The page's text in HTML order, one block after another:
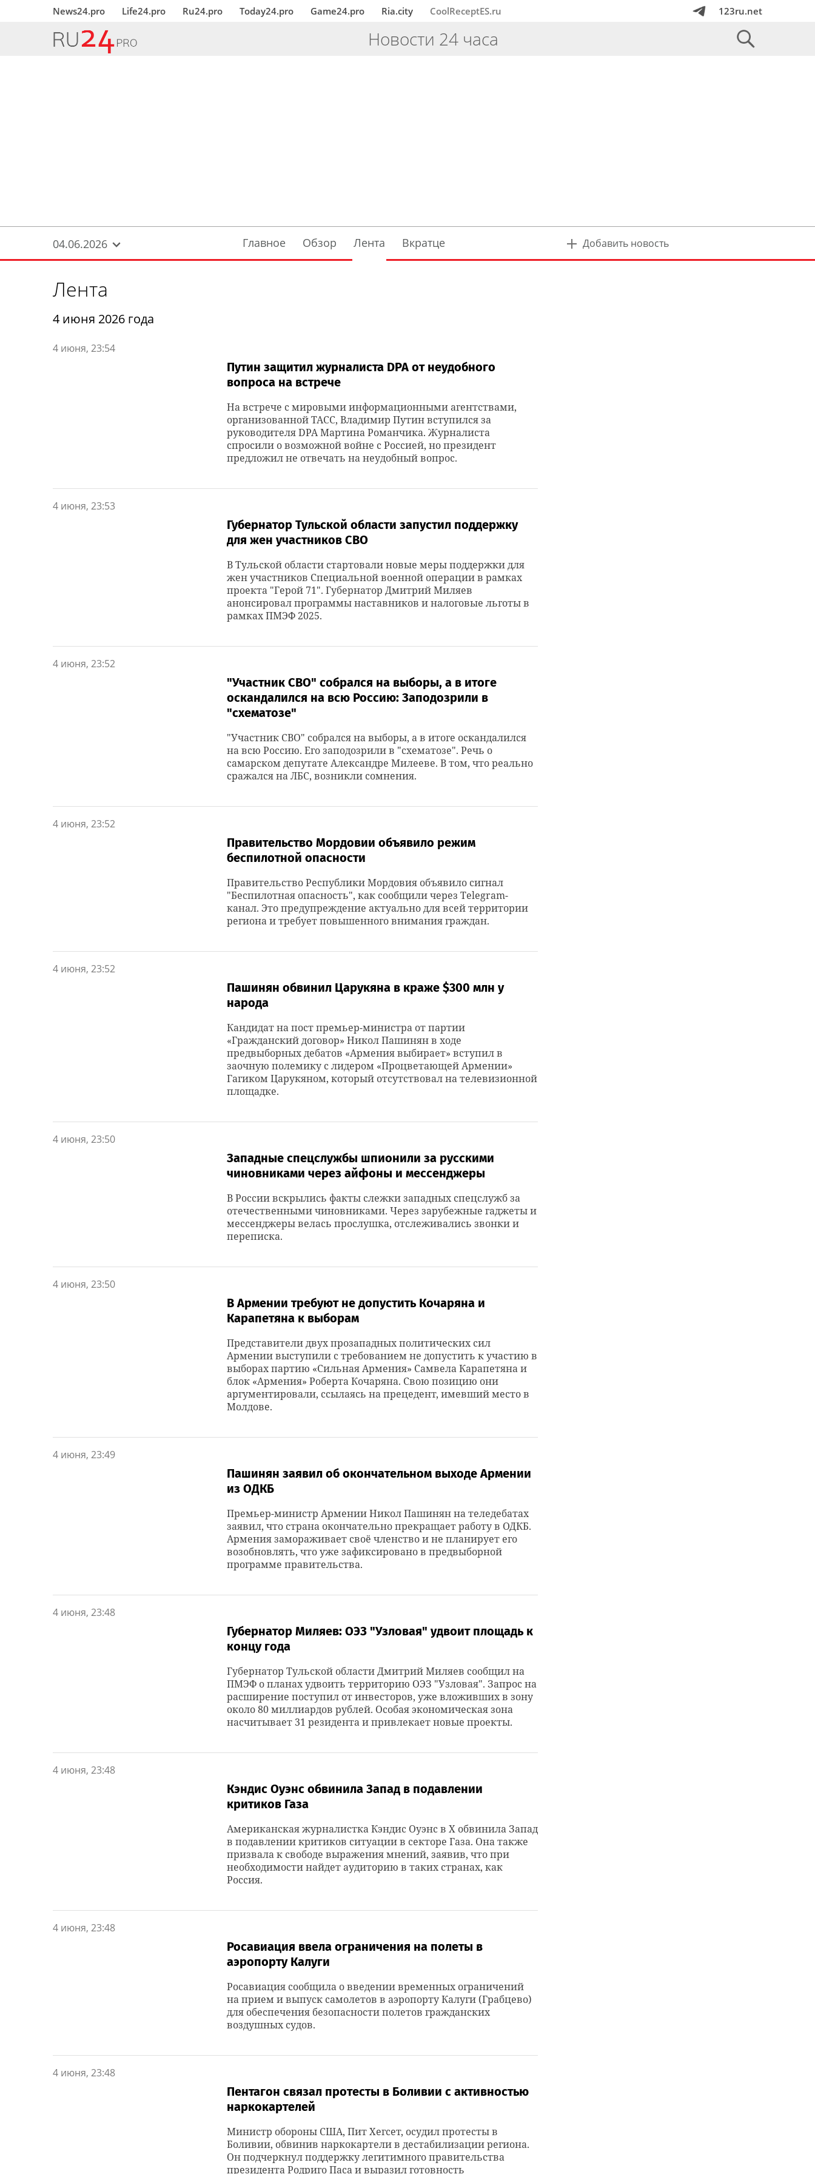
News24.pro Life24.pro Ru24.pro Today24.pro Game24.pro Ria.city CoolReceptES.ru 123ru.net
Новости 24 часа
04.06.2026 Главное Обзор Лента Вкратце Добавить новость
Лента
4 июня 2026 года
4 июня, 23:54
Путин защитил журналиста DPA от неудобного
вопроса на встрече
На встрече с мировыми информационными агентствами,
организованной ТАСС, Владимир Путин вступился за
руководителя DPA Мартина Романчика. Журналиста
спросили о возможной войне с Россией, но президент
предложил не отвечать на неудобный вопрос.
4 июня, 23:53
Губернатор Тульской области запустил поддержку
для жен участников СВО
В Тульской области стартовали новые меры поддержки для
жен участников Специальной военной операции в рамках
проекта "Герой 71". Губернатор Дмитрий Миляев
анонсировал программы наставников и налоговые льготы в
рамках ПМЭФ 2025.
4 июня, 23:52
"Участник СВО" собрался на выборы, а в итоге
оскандалился на всю Россию: Заподозрили в
"схематозе"
"Участник СВО" собрался на выборы, а в итоге оскандалился
на всю Россию. Его заподозрили в "схематозе". Речь о
самарском депутате Александре Милееве. В том, что реально
сражался на ЛБС, возникли сомнения.
4 июня, 23:52
Правительство Мордовии объявило режим
беспилотной опасности
Правительство Республики Мордовия объявило сигнал
"Беспилотная опасность", как сообщили через Telegram-
канал. Это предупреждение актуально для всей территории
региона и требует повышенного внимания граждан.
4 июня, 23:52
Пашинян обвинил Царукяна в краже $300 млн у
народа
Кандидат на пост премьер-министра от партии
«Гражданский договор» Никол Пашинян в ходе
предвыборных дебатов «Армения выбирает» вступил в
заочную полемику с лидером «Процветающей Армении»
Гагиком Царукяном, который отсутствовал на телевизионной
площадке.
4 июня, 23:50
Западные спецслужбы шпионили за русскими
чиновниками через айфоны и мессенджеры
В России вскрылись факты слежки западных спецслужб за
отечественными чиновниками. Через зарубежные гаджеты и
мессенджеры велась прослушка, отслеживались звонки и
переписка.
4 июня, 23:50
В Армении требуют не допустить Кочаряна и
Карапетяна к выборам
Представители двух прозападных политических сил
Армении выступили с требованием не допустить к участию в
выборах партию «Сильная Армения» Самвела Карапетяна и
блок «Армения» Роберта Кочаряна. Свою позицию они
аргументировали, ссылаясь на прецедент, имевший место в
Молдове.
4 июня, 23:49
Пашинян заявил об окончательном выходе Армении
из ОДКБ
Премьер-министр Армении Никол Пашинян на теледебатах
заявил, что страна окончательно прекращает работу в ОДКБ.
Армения замораживает своё членство и не планирует его
возобновлять, что уже зафиксировано в предвыборной
программе правительства.
4 июня, 23:48
Губернатор Миляев: ОЭЗ "Узловая" удвоит площадь к
концу года
Губернатор Тульской области Дмитрий Миляев сообщил на
ПМЭФ о планах удвоить территорию ОЭЗ "Узловая". Запрос на
расширение поступил от инвесторов, уже вложивших в зону
около 80 миллиардов рублей. Особая экономическая зона
насчитывает 31 резидента и привлекает новые проекты.
4 июня, 23:48
Кэндис Оуэнс обвинила Запад в подавлении
критиков Газа
Американская журналистка Кэндис Оуэнс в X обвинила Запад
в подавлении критиков ситуации в секторе Газа. Она также
призвала к свободе выражения мнений, заявив, что при
необходимости найдет аудиторию в таких странах, как
Россия.
4 июня, 23:48
Росавиация ввела ограничения на полеты в
аэропорту Калуги
Росавиация сообщила о введении временных ограничений
на прием и выпуск самолетов в аэропорту Калуги (Грабцево)
для обеспечения безопасности полетов гражданских
воздушных судов.
4 июня, 23:48
Пентагон связал протесты в Боливии с активностью
наркокартелей
Министр обороны США, Пит Хегсет, осудил протесты в
Боливии, обвинив наркокартели в дестабилизации региона.
Он подчеркнул поддержку легитимного правительства
президента Родриго Паса и выразил готовность